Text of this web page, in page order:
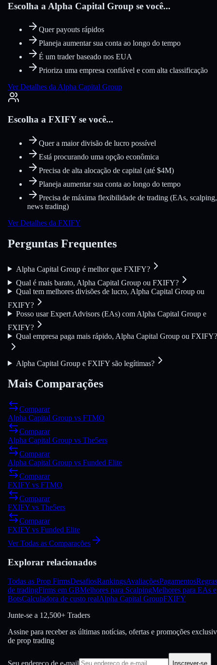
Escolha a Alpha Capital Group se você...
Quer payouts rápidos
Planeja aumentar sua conta ao longo do tempo
É um trader baseado nos EUA
Prioriza uma empresa confiável e com alta classificação
Ver Detalhes da Alpha Capital Group
Escolha a FXIFY se você...
Quer a maior divisão de lucro possível
Está procurando uma opção econômica
Precisa de alta alocação de capital (até $4M)
Planeja aumentar sua conta ao longo do tempo
Precisa de máxima flexibilidade de trading (EAs, scalping,
news trading)
Ver Detalhes da FXIFY
Perguntas Frequentes
Alpha Capital Group é melhor que FXIFY?
Qual é mais barato, Alpha Capital Group ou FXIFY?
Qual tem melhores divisões de lucro, Alpha Capital Group ou
FXIFY?
Posso usar Expert Advisors (EAs) com Alpha Capital Group e
FXIFY?
Qual empresa paga mais rápido, Alpha Capital Group ou FXIFY?
Alpha Capital Group e FXIFY são legítimas?
Mais Comparações
Comparar
Alpha Capital Group vs FTMO
Comparar
Alpha Capital Group vs The5ers
Comparar
Alpha Capital Group vs Funded Elite
Comparar
FXIFY vs FTMO
Comparar
FXIFY vs The5ers
Comparar
FXIFY vs Funded Elite
Ver Todas as Comparações
Explorar relacionados
Todas as Prop FirmsDesafiosRankingsAvaliaçõesPagamentosRegras
de tradingFirms em GBMelhores para ScalpingMelhores para EAs e
BotsCalculadora de custo realAlpha Capital GroupFXIFY
Junte-se a 12,500+ Traders
Assine para receber as últimas notícias, ofertas e promoções
de prop trading
Seu endereço de e-mail Inscrever-se